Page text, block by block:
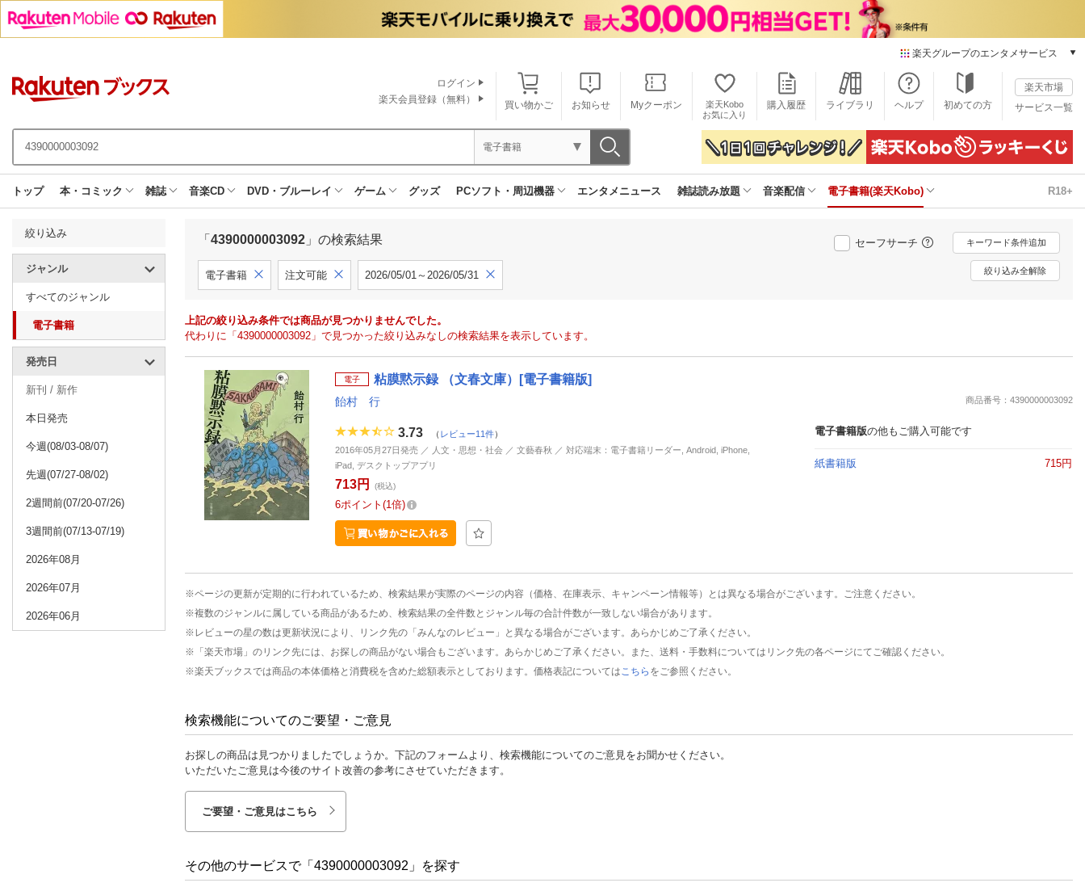
楽天グループのエンタメサービス
本/ゲーム/CD/DVD
楽天ブックス
電子書籍
楽天Kobo
雑誌読み放題
楽天ミュージック
動画配信
楽天TV
動画配信ガイド
推し楽
買い物かご お知らせ Myクーポン
楽天Kobo
お気に入り
購入履歴 ライブラリ ヘルプ 初めての方
楽天市場
サービス一覧
ログイン
楽天会員登録（無料）
電子書籍
トップ 本・コミック 雑誌 音楽CD DVD・ブルーレイ ゲーム グッズ PCソフト・周辺機器 エンタメニュース 雑誌読み放題 音楽配信 電子書籍(楽天Kobo) R18+
絞り込み
ジャンル
すべてのジャンル
電子書籍
発売日
新刊 / 新作
本日発売
今週(08/03-08/07)
先週(07/27-08/02)
2週間前(07/20-07/26)
3週間前(07/13-07/19)
2026年08月
2026年07月
2026年06月
「 4390000003092 」の検索結果 セーフサーチ キーワード条件追加
電子書籍 注文可能 2026/05/01～2026/05/31 絞り込み全解除
上記の絞り込み条件では商品が見つかりませんでした。
代わりに「4390000003092」で見つかった絞り込みなしの検索結果を表示しています。
電子 粘膜黙示録 （文春文庫）[電子書籍版]
飴村 行 商品番号：4390000003092
3.73 （ レビュー11件）
2016年05月27日発売 ／ 人文・思想・社会 ／ 文藝春秋 ／ 対応端末：電子書籍リーダー, Android, iPhone,
iPad, デスクトップアプリ
713円 (税込)
6ポイント 1倍
電子書籍版の他もご購入可能です
紙書籍版 715円
※ページの更新が定期的に行われているため、検索結果が実際のページの内容（価格、在庫表示、キャンペーン情報等）とは異なる場合がございます。ご注意ください。
※複数のジャンルに属している商品があるため、検索結果の全件数とジャンル毎の合計件数が一致しない場合があります。
※レビューの星の数は更新状況により、リンク先の「みんなのレビュー」と異なる場合がございます。あらかじめご了承ください。
※「楽天市場」のリンク先には、お探しの商品がない場合もございます。あらかじめご了承ください。また、送料・手数料についてはリンク先の各ページにてご確認ください。
※楽天ブックスでは商品の本体価格と消費税を含めた総額表示としております。価格表記については こちら をご参照ください。
検索機能についてのご要望・ご意見
お探しの商品は見つかりましたでしょうか。下記のフォームより、検索機能についてのご意見をお聞かせください。
いただいたご意見は今後のサイト改善の参考にさせていただきます。
ご要望・ご意見はこちら
その他のサービスで「4390000003092」を探す